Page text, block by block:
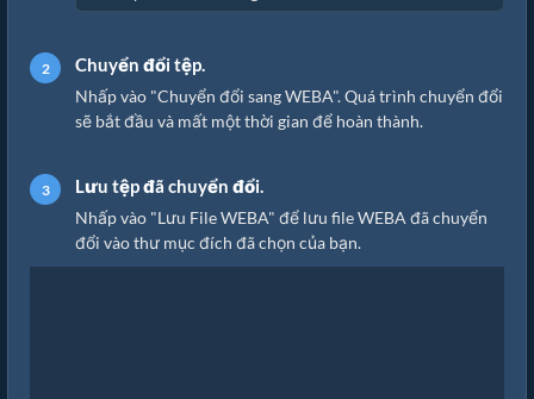
Chuyển đổi tệp.
Nhấp vào "Chuyển đổi sang WEBA". Quá trình chuyển đổi
sẽ bắt đầu và mất một thời gian để hoàn thành.
Lưu tệp đã chuyển đổi.
Nhấp vào "Lưu File WEBA" để lưu file WEBA đã chuyển
đổi vào thư mục đích đã chọn của bạn.